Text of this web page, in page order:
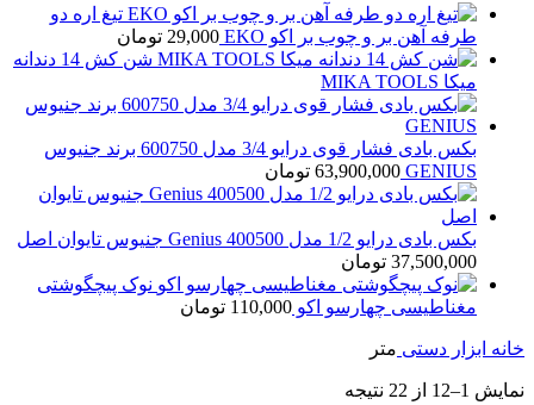
تیغ اره دو
طرفه آهن بر و چوب بر اکو EKO
29,000 تومان
شن کش 14 دندانه
میکا MIKA TOOLS
بکس بادی فشار قوی درایو 3/4 مدل 600750 برند جنیوس
GENIUS
63,900,000 تومان
بکس بادی درایو 1/2 مدل Genius 400500 جنیوس تایوان اصل
37,500,000 تومان
نوک پیچگوشتی
مغناطیسی چهارسو اکو 110,000 تومان
خانه ابزار دستی متر
نمایش 1–12 از 22 نتیجه